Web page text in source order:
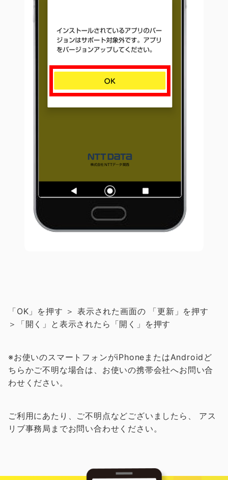
「OK」を押す ＞ 表示された画面の 「更新」を押す
＞「開く」と表示されたら「開く」を押す
※お使いのスマートフォンがiPhoneまたはAndroidど
ちらかご不明な場合は、お使いの携帯会社へお問い合
わせください。
ご利用にあたり、ご不明点などございましたら、 アス
リブ事務局までお問い合わせください。